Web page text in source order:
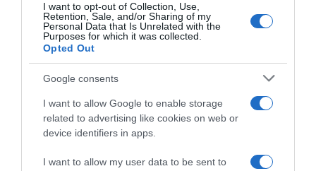
I want to opt-out of Collection, Use,
Retention, Sale, and/or Sharing of my
Personal Data that Is Unrelated with the
Purposes for which it was collected.
Opted Out
Google consents
I want to allow Google to enable storage
related to advertising like cookies on web or
device identifiers in apps.
I want to allow my user data to be sent to
HASONLÓ BEJEGYZÉSEK